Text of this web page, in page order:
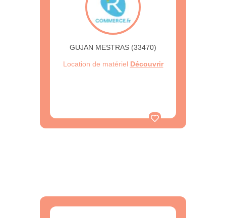
GUJAN MESTRAS (33470)
Location de matériel Découvrir